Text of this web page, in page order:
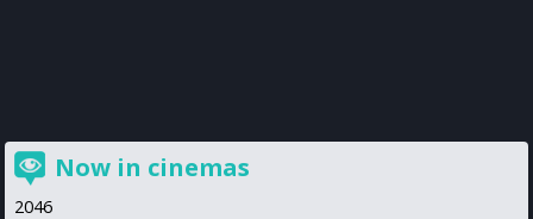
Now in cinemas
2046